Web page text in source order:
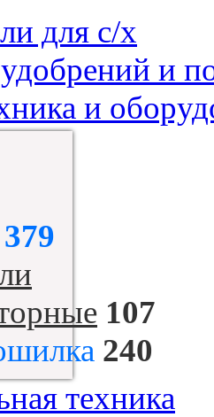
для с/х
и
и
379
107
240
техника